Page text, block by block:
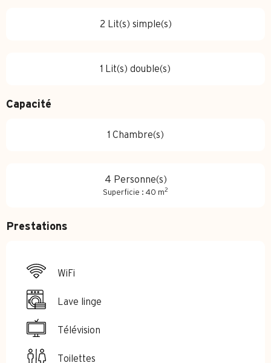
2 Lit(s) simple(s)
1 Lit(s) double(s)
Capacité
1 Chambre(s)
4 Personne(s)
Superficie : 40 m2
Prestations
WiFi
Lave linge
Télévision
Toilettes